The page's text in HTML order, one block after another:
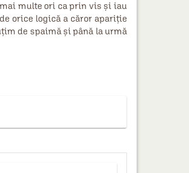
multe ori ca prin vis și iau
orice logică a căror apariție
de spaimă și până la urmă